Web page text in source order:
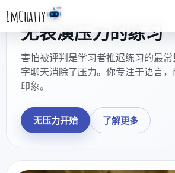
ImChatty
无表演压力的练习
害怕被评判是学习者推迟练习的最
字聊天消除了压力。你专注于语言
印象。
无压力开始 了解更多